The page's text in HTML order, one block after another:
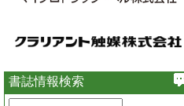
書誌情報検索